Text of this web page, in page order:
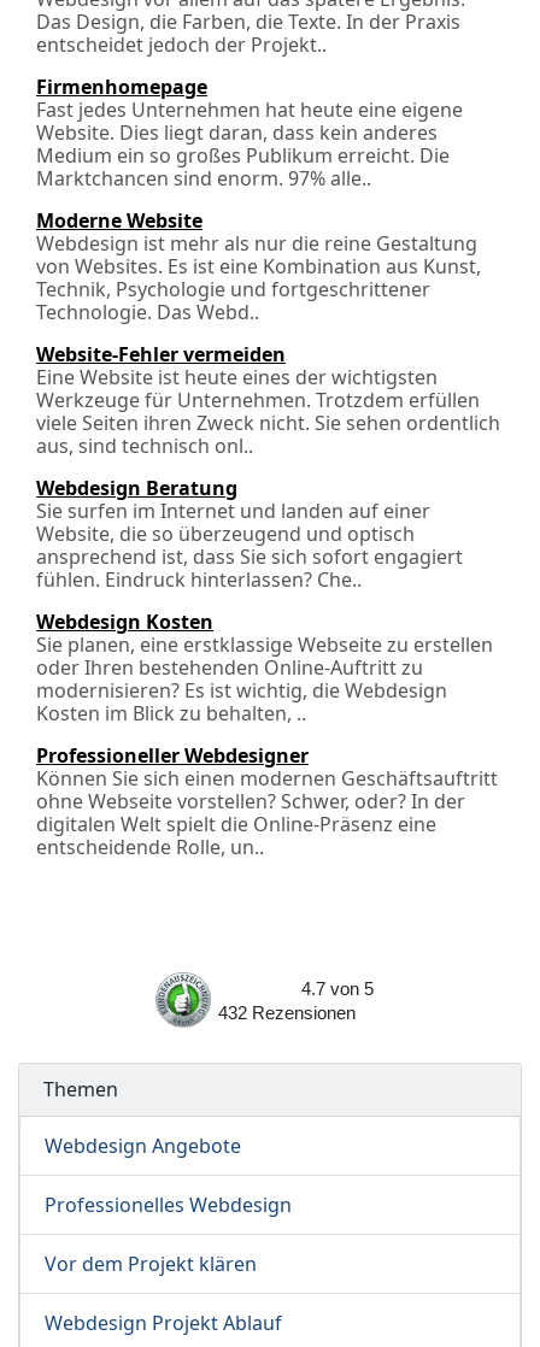
Das Design, die Farben, die Texte. In der Praxis
entscheidet jedoch der Projekt..
Firmenhomepage
Fast jedes Unternehmen hat heute eine eigene
Website. Dies liegt daran, dass kein anderes
Medium ein so großes Publikum erreicht. Die
Marktchancen sind enorm. 97% alle..
Moderne Website
Webdesign ist mehr als nur die reine Gestaltung
von Websites. Es ist eine Kombination aus Kunst,
Technik, Psychologie und fortgeschrittener
Technologie. Das Webd..
Website-Fehler vermeiden
Eine Website ist heute eines der wichtigsten
Werkzeuge für Unternehmen. Trotzdem erfüllen
viele Seiten ihren Zweck nicht. Sie sehen ordentlich
aus, sind technisch onl..
Webdesign Beratung
Sie surfen im Internet und landen auf einer
Website, die so überzeugend und optisch
ansprechend ist, dass Sie sich sofort engagiert
fühlen. Eindruck hinterlassen? Che..
Webdesign Kosten
Sie planen, eine erstklassige Webseite zu erstellen
oder Ihren bestehenden Online-Auftritt zu
modernisieren? Es ist wichtig, die Webdesign
Kosten im Blick zu behalten, ..
Professioneller Webdesigner
Können Sie sich einen modernen Geschäftsauftritt
ohne Webseite vorstellen? Schwer, oder? In der
digitalen Welt spielt die Online-Präsenz eine
entscheidende Rolle, un..
4.7 von 5
432
Rezensionen
Themen
Webdesign Angebote
Professionelles Webdesign
Vor dem Projekt klären
Webdesign Projekt Ablauf